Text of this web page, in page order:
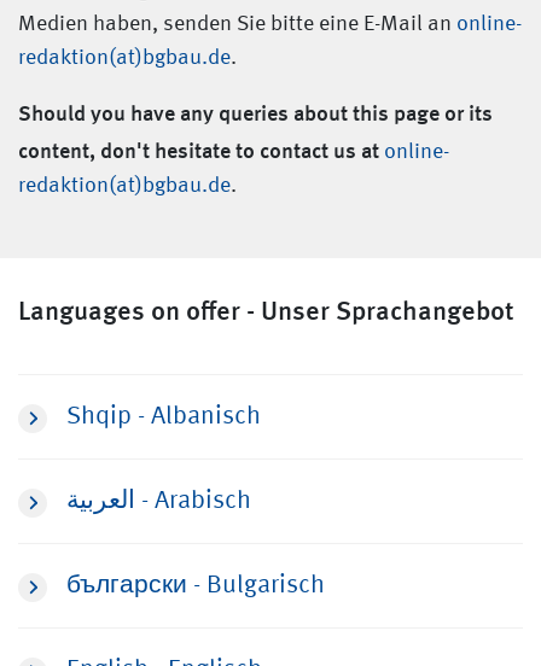
Medien haben, senden Sie bitte eine E-Mail an online-
redaktion(at)bgbau.de.
Should you have any queries about this page or its
content, don't hesitate to contact us at online-
redaktion(at)bgbau.de.
Languages on offer - Unser Sprachangebot
Shqip - Albanisch
العربية - Arabisch
български - Bulgarisch